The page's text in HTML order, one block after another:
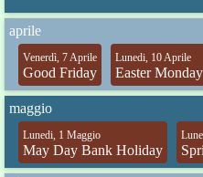
aprile
Venerdì, 7 Aprile
Good Friday
Lunedi, 10 Aprile
Easter Monday
maggio
Lunedi, 1 Maggio
May Day Bank Holiday